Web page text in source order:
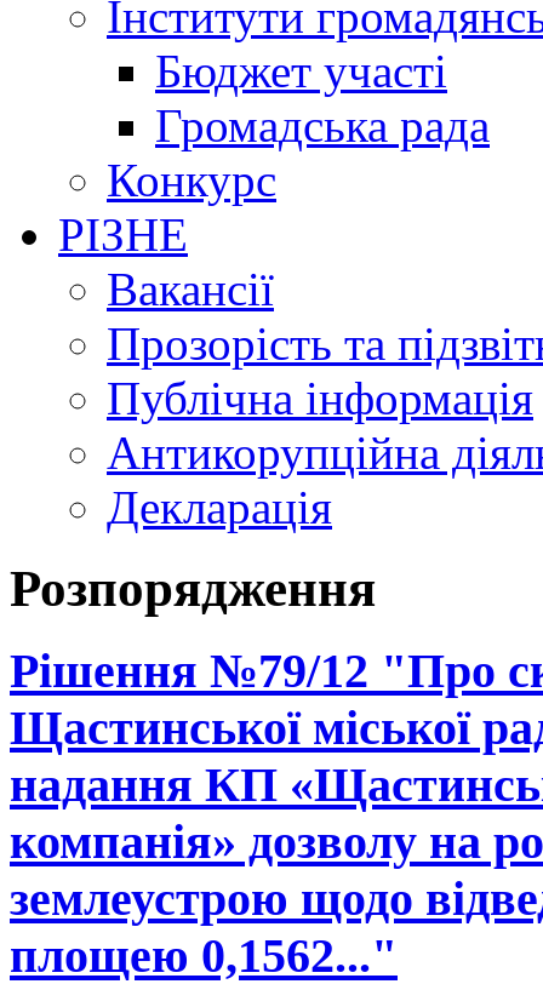
Інститути
Бюджет участі
Громадська рада
Конкурс
РІЗНЕ
Вакансії
Прозорість та
Публічна інформація
Антикорупційна
Декларація
Розпорядження
Рішення №79/12 "Про
Щастинської міської
надання КП
компанія» дозволу на
землеустрою щодо
площею 0,1562..."